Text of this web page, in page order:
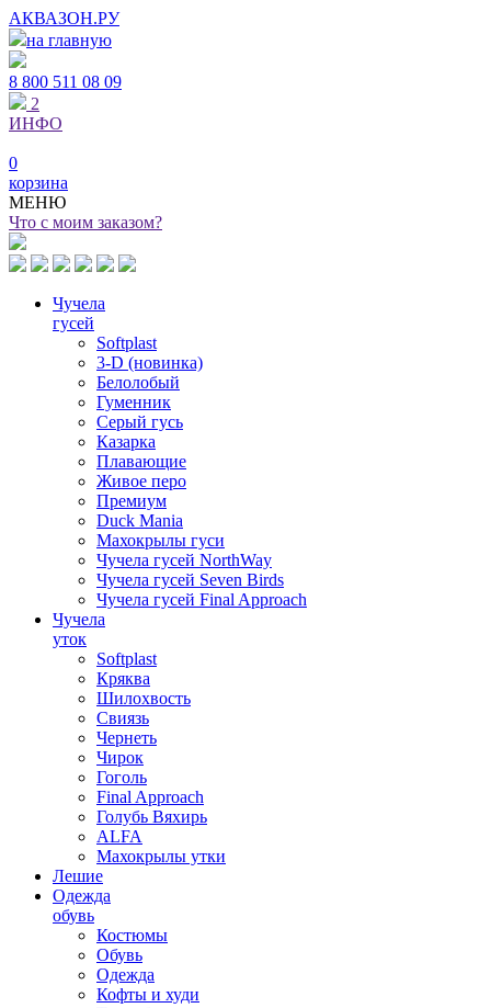
АКВАЗОН.РУ
на главную
8 800 511 08 09
2
ИНФО
0
корзина
МЕНЮ
Что с моим заказом?
Чучела
гусей
Softplast
3-D (новинка)
Белолобый
Гуменник
Серый гусь
Казарка
Плавающие
Живое перо
Премиум
Duck Mania
Махокрылы гуси
Чучела гусей NorthWay
Чучела гусей Seven Birds
Чучела гусей Final Approach
Чучела
уток
Softplast
Кряква
Шилохвость
Свиязь
Чернеть
Чирок
Гоголь
Final Approach
Голубь Вяхирь
ALFA
Махокрылы утки
Лешие
Одежда
обувь
Костюмы
Обувь
Одежда
Кофты и худи